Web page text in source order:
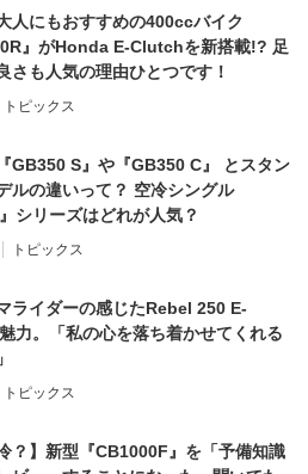
人にもおすすめの400ccバイク
』がHonda E-Clutchを新搭載!? 足
さも人気の理由ひとつです！
トピックス
GB350 S』や『GB350 C』 とスタン
ルの違いって？ 空冷シングル
シリーズはどれが人気？
トピックス
ライダーの感じたRebel 250 E-
力。「私の心を落ち着かせてくれる
トピックス
？】新型『CB1000F』を「予備知識